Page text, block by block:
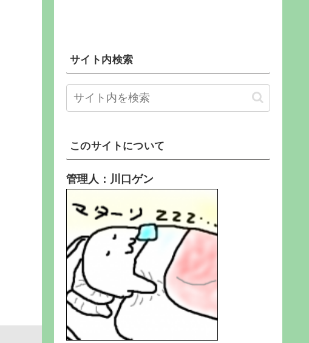
サイト内検索
このサイトについて
管理人：川口ゲン